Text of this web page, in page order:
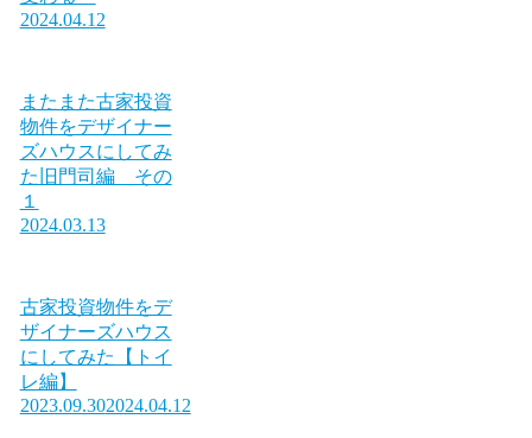
2024.04.12
またまた古家投資
物件をデザイナー
ズハウスにしてみ
た旧門司編 その
１
2024.03.13
古家投資物件をデ
ザイナーズハウス
にしてみた【トイ
レ編】
2023.09.302024.04.12